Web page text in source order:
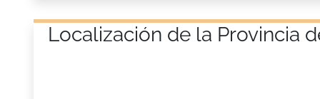
Localización de la Provincia